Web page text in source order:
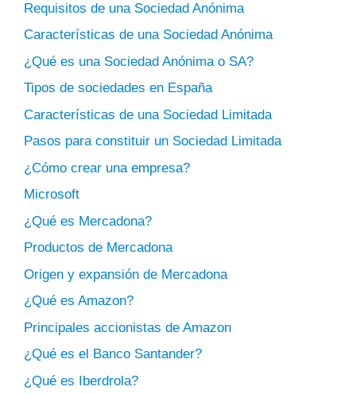
Requisitos de una Sociedad Anónima
Características de una Sociedad Anónima
¿Qué es una Sociedad Anónima o SA?
Tipos de sociedades en España
Características de una Sociedad Limitada
Pasos para constituir un Sociedad Limitada
¿Cómo crear una empresa?
Microsoft
¿Qué es Mercadona?
Productos de Mercadona
Origen y expansión de Mercadona
¿Qué es Amazon?
Principales accionistas de Amazon
¿Qué es el Banco Santander?
¿Qué es Iberdrola?